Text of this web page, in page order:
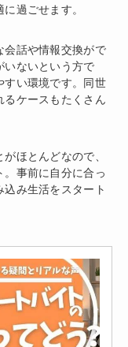
過ごせます。
会話や情報交換がで
いないという方で
すい環境です。同世
るケースもたくさん
ほとんどなので、
事前に自分に合っ
み生活をスタート